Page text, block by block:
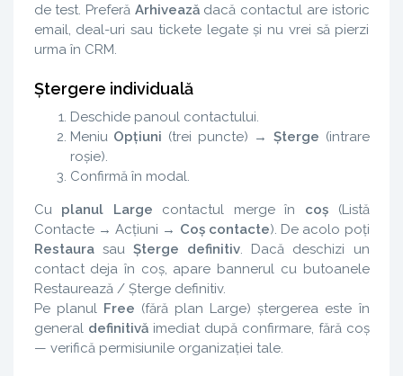
de test. Preferă Arhiveazădacă contactul are istoric
email, deal-uri sau tickete legate și nu vrei să pierzi
urma în CRM.
Ștergere individuală
Deschide panoul contactului.
Meniu Opțiuni (trei puncte) → Șterge (intrare
roșie).
Confirmă în modal.
Cu planul Large contactul merge în coș(Listă
Contacte → Acțiuni → Coș contacte). De acolo poți
Restaurasau Șterge definitiv . Dacă deschizi un
contact deja în coș, apare bannerul cu butoanele
Restaurează / Șterge definitiv.
Pe planul Free (fără plan Large) ștergerea este în
general definitivăimediat după confirmare, fără coș
— verifică permisiunile organizației tale.